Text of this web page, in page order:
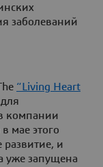
заболеваний
“Living Heart
компании
мае этого
развитие, и
уже запущена